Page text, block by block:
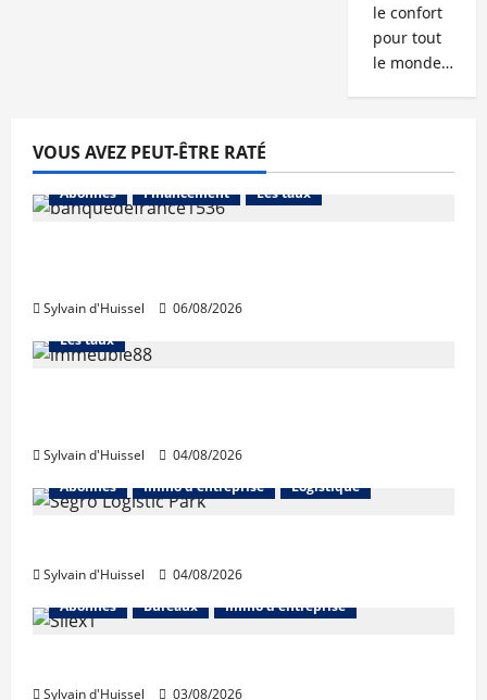
le confort
pour tout
le monde…
VOUS AVEZ PEUT-ÊTRE RATÉ
Abonnés Financement Les taux
Sylvain d'Huissel 06/08/2026
Abonnés Financement
Les taux
Sylvain d'Huissel
04/08/2026
Abonnés
Immo d'entreprise Logistique
Sylvain d'Huissel
04/08/2026
Abonnés
Bureaux Immo d'entreprise
Sylvain d'Huissel 03/08/2026